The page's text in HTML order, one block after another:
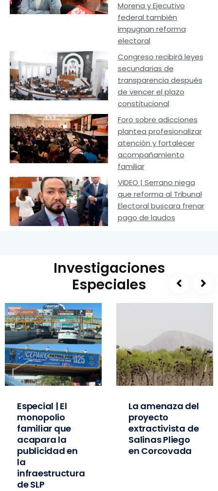
Morena y Ejecutivo
federal también
impugnan reforma
electoral
Congreso recibirá leyes
secundarias de
transparencia después
de vencer el plazo
constitucional
Foro sobre adicciones
plantea profesionalizar
atención y fortalecer
acompañamiento
familiar
VIDEO | Serrano niega
que reforma al Tribunal
Electoral buscara frenar
pago de laudos
Investigaciones
Especiales
Especial | El
monopolio
familiar que
acapara la
publicidad en
la
infraestructura
de SLP
La amenaza del
proyecto
extractivista de
Salinas Pliego
en Corcovada